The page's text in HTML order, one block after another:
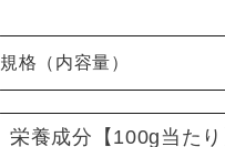
規格（内容量）
栄養成分 【100g当たり